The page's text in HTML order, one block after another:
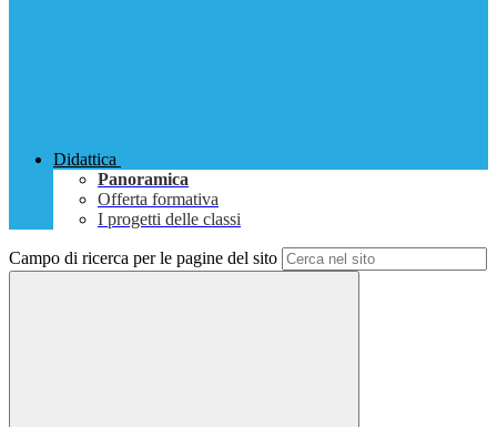
Didattica
Panoramica
Offerta formativa
I progetti delle classi
Campo di ricerca per le pagine del sito